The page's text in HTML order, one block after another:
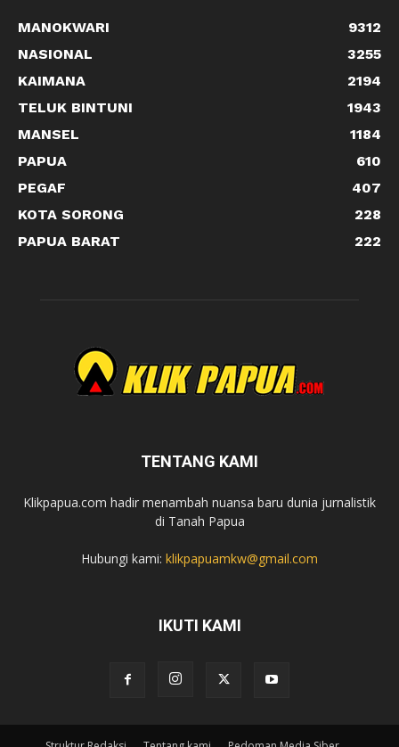
MANOKWARI
9312
NASIONAL
3255
KAIMANA
2194
TELUK BINTUNI
1943
MANSEL
1184
PAPUA
610
PEGAF
407
KOTA SORONG
228
PAPUA BARAT
222
TENTANG KAMI
Klikpapua.com hadir menambah nuansa baru dunia jurnalistik
di Tanah Papua
Hubungi kami: klikpapuamkw@gmail.com
IKUTI KAMI